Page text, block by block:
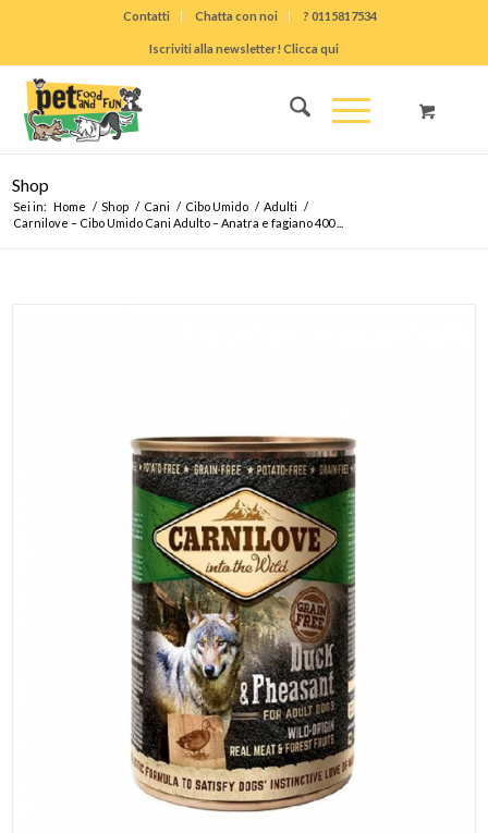
Contatti Chatta con noi ? 0115817534
Iscriviti alla newsletter! Clicca qui
Shop
Sei in: Home / Shop / Cani / Cibo Umido / Adulti /
Carnilove – Cibo Umido Cani Adulto – Anatra e fagiano 400 ...